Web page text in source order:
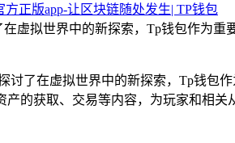
正版app-让区块链随处发生| TP钱包
虚拟世界中的新探索，Tp钱包作为
了在虚拟世界中的新探索，Tp钱包
的获取、交易等内容，为玩家和相